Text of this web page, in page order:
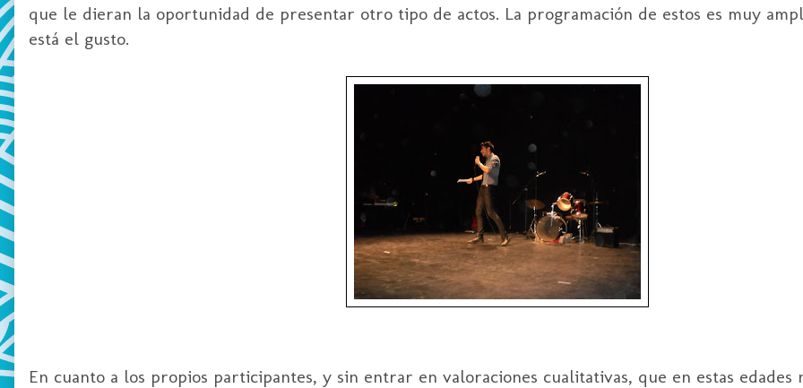
que le dieran la oportunidad de presentar otro tipo de actos. La programación de estos es muy
está el gusto.
En cuanto a los propios participantes, y sin entrar en valoraciones cualitativas, que en estas edades